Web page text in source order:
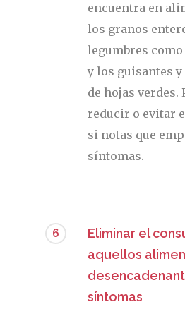
encuentra en
los granos
legumbres
y los guisantes
de hojas verdes.
reducir o evitar
si notas que
síntomas.
6
Eliminar el
aquellos
síntomas